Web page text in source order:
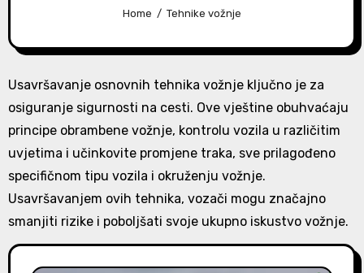
Home Tehnike vožnje
Usavršavanje osnovnih tehnika vožnje ključno je za
osiguranje sigurnosti na cesti. Ove vještine obuhvaćaju
principe obrambene vožnje, kontrolu vozila u različitim
uvjetima i učinkovite promjene traka, sve prilagođeno
specifičnom tipu vozila i okruženju vožnje.
Usavršavanjem ovih tehnika, vozači mogu značajno
smanjiti rizike i poboljšati svoje ukupno iskustvo vožnje.